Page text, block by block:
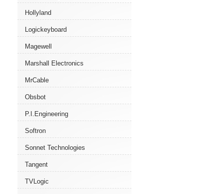
Hollyland
Logickeyboard
Magewell
Marshall Electronics
MrCable
Obsbot
P.I.Engineering
Softron
Sonnet Technologies
Tangent
TVLogic